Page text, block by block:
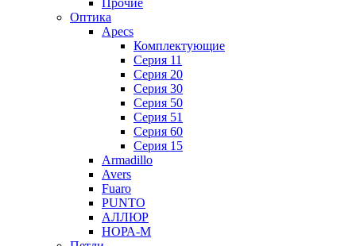
Прочие
Оптика
Apecs
Комплектующие
Серия 11
Серия 20
Серия 30
Серия 50
Серия 51
Серия 60
Серия 15
Armadillo
Avers
Fuaro
PUNTO
АЛЛЮР
НОРА-М